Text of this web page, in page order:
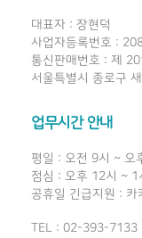
대표자 : 장현덕
사업자등록번호 :
통신판매번호 : 제
서울특별시 종로구
업무시간 안내
평일 : 오전 9시 ~ 오
점심 : 오후 12시 ~ 1
공휴일 긴급지원 : 카
TEL : 02-393-7133